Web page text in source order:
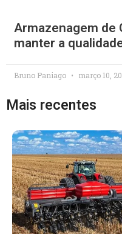
Armazenagem de
manter a
Bruno Paniago março 10,
Mais recentes